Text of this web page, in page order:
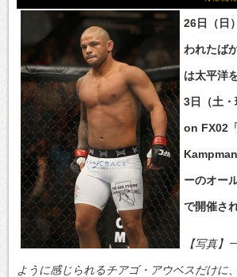
26日（日
われたば
は太平洋
3日（土
on FX02
ーのオー
で開催さ
【写真】
ように感じられるチアゴ・アウベスだけに